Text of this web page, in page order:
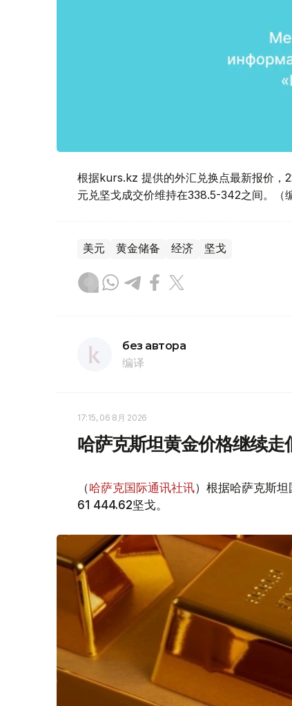
根据kurs.kz 提供的外汇兑换点最新报价，
元兑坚戈成交价维持在338.5-342之间。（
美元 黄金储备 经济 坚戈
без автора
编译
17:15, 06 8月 2026
哈萨克斯坦黄金价格继续走
（哈萨克国际通讯社讯）根据哈萨克斯
61 444.62坚戈。